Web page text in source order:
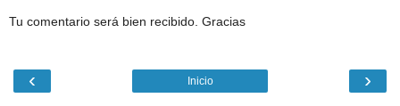
Tu comentario será bien recibido. Gracias
‹ ›
Inicio